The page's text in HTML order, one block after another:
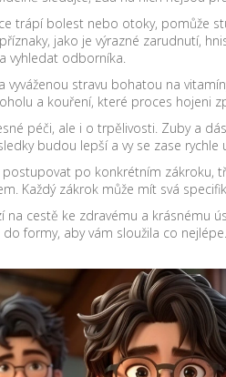
trápí bolest nebo otoky, pomůže
jako je výrazné zarudnutí,
vyhledat odborníka.
stravu bohatou na
a kouření, které proces hojeni
péči, ale i o trpělivosti. Zuby a
budou lepší a vy se zase
po konkrétním zákroku,
Každý zákrok může mít svá
na cestě ke zdravému a krásnému
formy, aby vám sloužila co nejlépe.